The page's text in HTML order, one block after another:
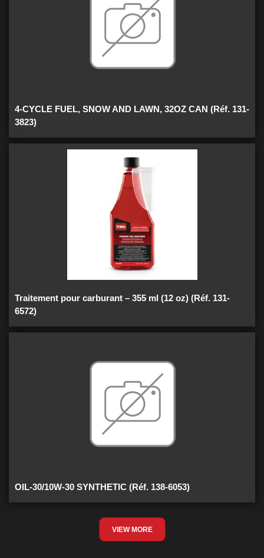
4-CYCLE FUEL, SNOW AND LAWN, 32OZ CAN (Réf. 131-
3823)
Traitement pour carburant – 355 ml (12 oz) (Réf. 131-
6572)
OIL-30/10W-30 SYNTHETIC (Réf. 138-6053)
VIEW MORE